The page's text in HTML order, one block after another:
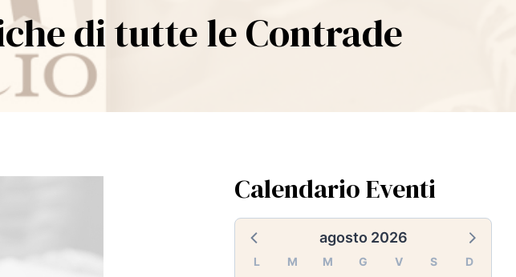
di tutte le Contrade
Calendario Eventi
agosto 2026
L M M G V S
D